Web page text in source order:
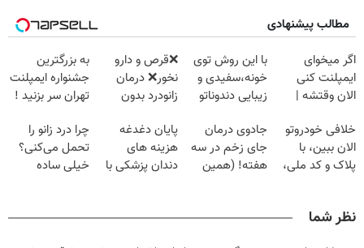
مطالب پیشنهادی
اگر میخوای
ایمپلنت کنی
الان وقتشه |
میلیون تومان!!!
با این روش توی
خونه،سفیدی و
زیبایی دندوناتو
(40%off)
❌قرص‌ و دارو
نخور❌ درمان
زانودرد بدون
به بزرگترین
جشنواره ایمپلنت
تهران سر بزنید !
میلیون !
خلافی خودروتو
الان ببین، با
پلاک و کد ملی،
جادوی درمان
جای زخم در سه
هفته! (همین
پایان دغدغه
هزینه های
دندان پزشکی با
چرا درد زانو را
تحمل می‌کنی؟
خیلی ساده
نظر شما